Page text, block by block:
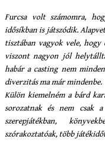
Furcsa volt számomra,
idősíkban is játszódik.
tisztában vagyok vele,
viszont nagyon jól
habár a casting nem
diverzitás ma már mindenbe.
Külön kiemelném a bárd
sorozatnak és nem csak
szerepjátékban,
szórakoztatóak, több